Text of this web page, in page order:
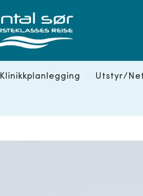
Klinikkplanlegging Utstyr/